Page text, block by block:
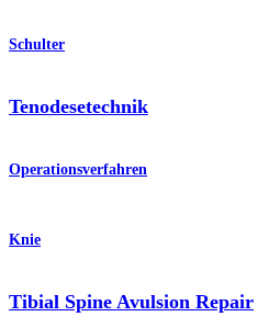
Schulter
Tenodesetechnik
Operationsverfahren
Knie
Tibial Spine Avulsion Repair